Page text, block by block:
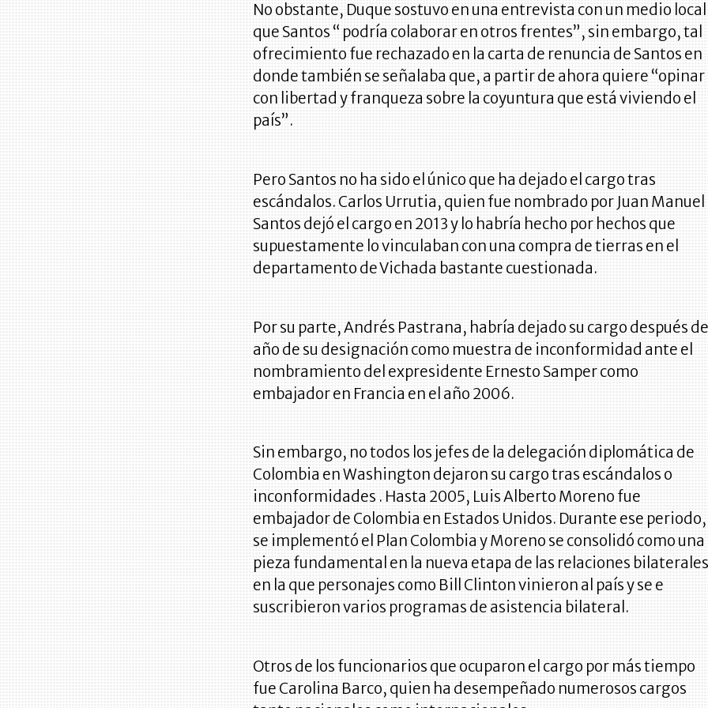
No obstante, Duque sostuvo en una entrevista con un medio local
que Santos “ podría colaborar en otros frentes”, sin embargo, tal
ofrecimiento fue rechazado en la carta de renuncia de Santos en
donde también se señalaba que, a partir de ahora quiere “opinar
con libertad y franqueza sobre la coyuntura que está viviendo el
país”.
Pero Santos no ha sido el único que ha dejado el cargo tras
escándalos. Carlos Urrutia, quien fue nombrado por Juan Manuel
Santos dejó el cargo en 2013 y lo habría hecho por hechos que
supuestamente lo vinculaban con una compra de tierras en el
departamento de Vichada bastante cuestionada.
Por su parte, Andrés Pastrana, habría dejado su cargo después
año de su designación como muestra de inconformidad ante el
nombramiento del expresidente Ernesto Samper como
embajador en Francia en el año 2006.
Sin embargo, no todos los jefes de la delegación diplomática de
Colombia en Washington dejaron su cargo tras escándalos o
inconformidades . Hasta 2005, Luis Alberto Moreno fue
embajador de Colombia en Estados Unidos. Durante ese periodo,
se implementó el Plan Colombia y Moreno se consolidó como una
pieza fundamental en la nueva etapa de las relaciones
en la que personajes como Bill Clinton vinieron al país y se e
suscribieron varios programas de asistencia bilateral.
Otros de los funcionarios que ocuparon el cargo por más tiempo
fue Carolina Barco, quien ha desempeñado numerosos cargos